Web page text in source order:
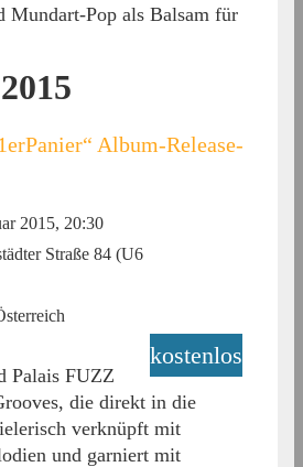
Mundart-Pop als Balsam für
Album-Release-
2015, 20:30
Straße 84 (U6
kostenlos
Palais FUZZ
die direkt in die
verknüpft mit
und garniert mit